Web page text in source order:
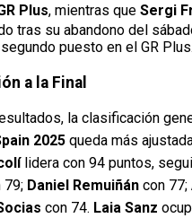
Plus, mientras que Sergi
tras su abandono del
puesto en el GR Plus.
a la Final
la clasificación
2025 queda más
lidera con 94 puntos,
79; Daniel Remuiñán con 77;
con 74. Laia Sanz